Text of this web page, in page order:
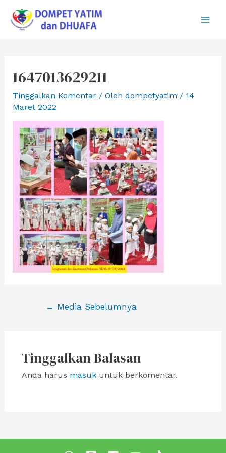
konten
1647013629211
Tinggalkan Komentar / Oleh dompetyatim / 14
Maret 2022
Navigasi
← Media Sebelumnya
Tinggalkan Balasan
Anda harus masukuntuk berkomentar.